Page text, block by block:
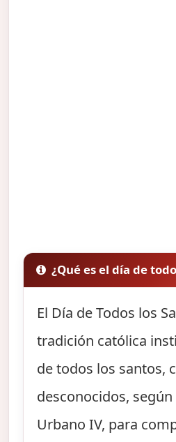
¿Qué es el día de
El Día de Todos los
tradición católica
de todos los santos,
desconocidos, según
Urbano IV, para